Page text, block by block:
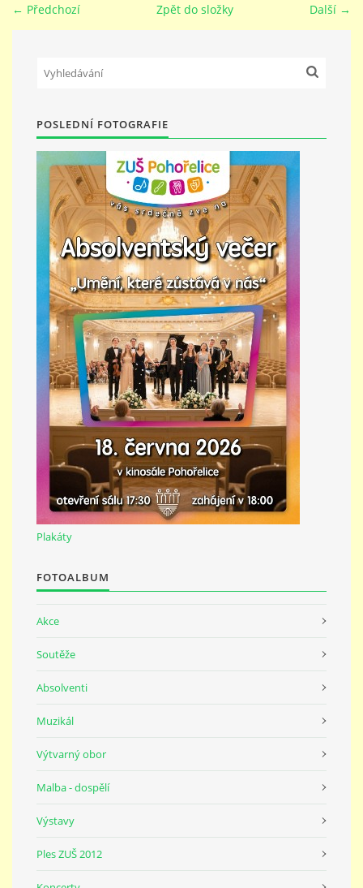
KONTAKTY
PŘÍMĚSTSKÝ TÁBOR
MISS VÝTVARNÝ MODEL
ZAMĚSTNÁNÍ
DOTACE
GDPR
ZUŠ Pohořelice
Školní 462
Pohořelice
691 23
© 2026 eStránky.cz
← Předchozí Další →
Zpět do složky
POSLEDNÍ FOTOGRAFIE
Plakáty
FOTOALBUM
Akce
Soutěže
Absolventi
Muzikál
Výtvarný obor
Malba - dospělí
Výstavy
Ples ZUŠ 2012